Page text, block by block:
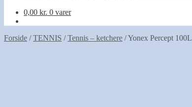
0,00 kr. 0 varer
Forside /TENNIS /Tennis – ketchere /Yonex Percept 100L